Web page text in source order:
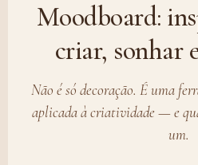
Moodboard:
criar, sonhar
Não é só decoração. É uma
aplicada à criatividade — e
um.